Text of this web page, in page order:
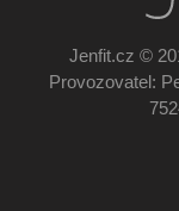
Jenfit.cz ©
Provozovatel: